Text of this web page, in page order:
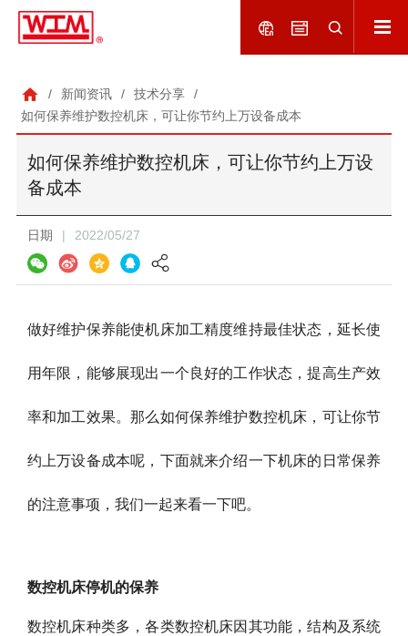
/ 新闻资讯 / 技术分享
/
如何保养维护数控机床，可让你节约上万设备成本
如何保养维护数控机床，可让你节约上万设
备成本
日期 | 2022/05/27
做好维护保养能使机床加工精度维持最佳状态，延长使
用年限，能够展现出一个良好的工作状态，提高生产效
率和加工效果。那么如何保养维护数控机床，可让你节
约上万设备成本呢，下面就来介绍一下机床的日常保养
的注意事项，我们一起来看一下吧。
数控机床停机的保养
数控机床种类多，各类数控机床因其功能，结构及系统